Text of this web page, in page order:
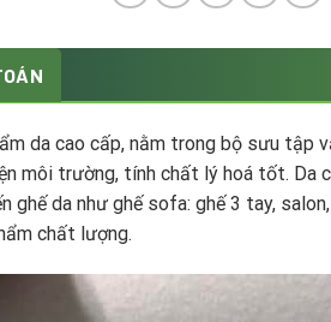
da cao cấp, nằm trong bộ sưu tập
môi trường, tính chất lý hoá tốt.
ghế da như ghế sofa: ghế 3 tay,
chất lượng.